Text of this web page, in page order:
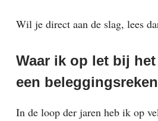
Wil je direct aan de slag, lees
Waar ik op let bij
een
In de loop der jaren heb ik op